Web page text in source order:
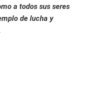
a todos sus seres
de lucha y